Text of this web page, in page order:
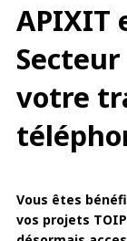
APIXIT
votre
Vous êtes
vos projets TOIP